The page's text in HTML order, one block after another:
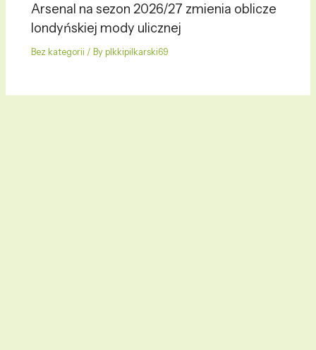
Arsenal na sezon 2026/27 zmienia oblicze
londyńskiej mody ulicznej
Bez kategorii / By plkkipilkarski69